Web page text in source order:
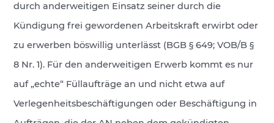
durch anderweitigen Einsatz seiner durch die
Kündigung frei gewordenen Arbeitskraft erwirbt oder
zu erwerben böswillig unterlässt (BGB § 649; VOB/B §
8 Nr. 1). Für den anderweitigen Erwerb kommt es nur
auf „echte“ Füllaufträge an und nicht etwa auf
Verlegenheitsbeschäftigungen oder Beschäftigung in